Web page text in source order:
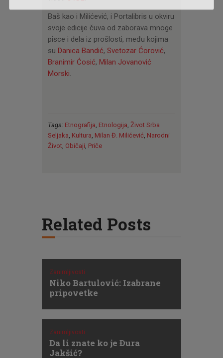
Baš kao i Milićević, i Portalibris u okviru
svoje edicije čuva od zaborava mnoge
pisce i dela iz prošlosti, među kojima
su Danica Bandić, Svetozar Ćorović,
Branimir Ćosić, Milan Jovanović
Morski.
Tags: Etnografija Etnologija Život Srba
Seljaka Kultura Milan Đ. Milićević Narodni
Život, Običaji Priče
Related Posts
Zanimljivosti
Niko Bartulović: Izabrane
pripovetke
Zanimljivosti
Da li znate ko je Đura
Jakšić?